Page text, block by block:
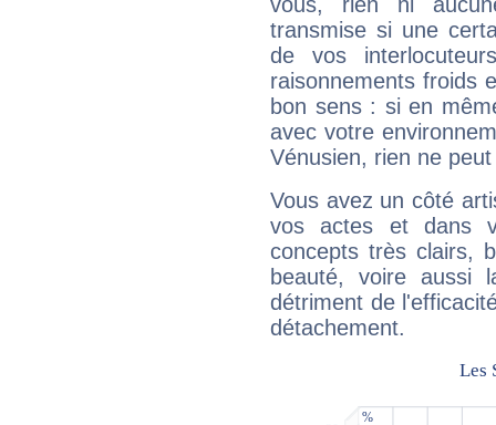
transmise si une
de vos
raisonnements froids
bon sens : si en
avec votre
Vénusien, rien ne
Vous avez un côté
vos actes et dans
concepts très clairs,
beauté, voire aussi
détriment de
détachement.